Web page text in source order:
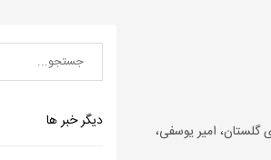
دیگر خبر ها
گلستان، امیر یوسفی،